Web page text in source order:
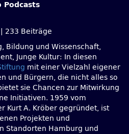
233 Beiträge
Bildung und Wissenschaft,
Junge Kultur: In diesen
mit einer Vielzahl eigener
und Bürgern, die nicht alles so
sie Chancen zur Mitwirkung
Initiativen. 1959 vom
Kurt A. Kröber gegründet, ist
Projekten und
Standorten Hamburg und